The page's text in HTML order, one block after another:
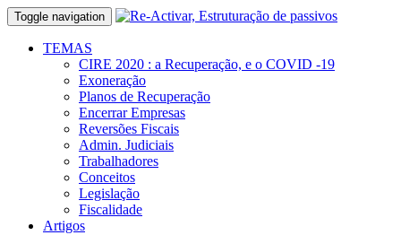
Toggle navigation
TEMAS
CIRE 2020 : a Recuperação, e o COVID -19
Exoneração
Planos de Recuperação
Encerrar Empresas
Reversões Fiscais
Admin. Judiciais
Trabalhadores
Conceitos
Legislação
Fiscalidade
Artigos